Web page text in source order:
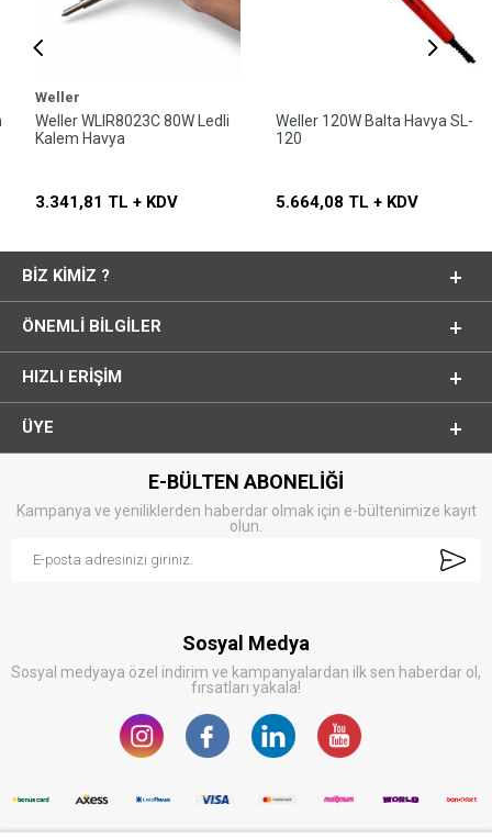
Weller
Weller WLIR8023C 80W Ledli
Kalem Havya
3.341,81 TL + KDV
Weller 120W Balta Havya SL-
120
5.664,08 TL + KDV
BIZ KIMIZ ?
ÖNEMLI BILGILER
HIZLI ERIŞIM
ÜYE
E-BÜLTEN ABONELİĞİ
Kampanya ve yeniliklerden haberdar olmak için e-bültenimize kayıt
olun.
Sosyal Medya
Sosyal medyaya özel indirim ve kampanyalardan ilk sen haberdar ol,
fırsatları yakala!